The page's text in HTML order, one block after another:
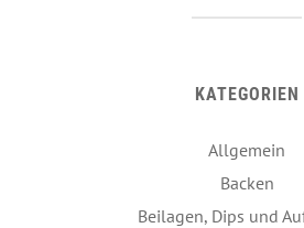
KATEGORIEN
Allgemein
Backen
Beilagen, Dips und